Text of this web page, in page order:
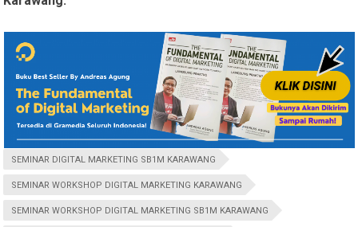
SEMINAR DIGITAL MARKETING SB1M KARAWANG
SEMINAR WORKSHOP DIGITAL MARKETING KARAWANG
SEMINAR WORKSHOP DIGITAL MARKETING SB1M KARAWANG